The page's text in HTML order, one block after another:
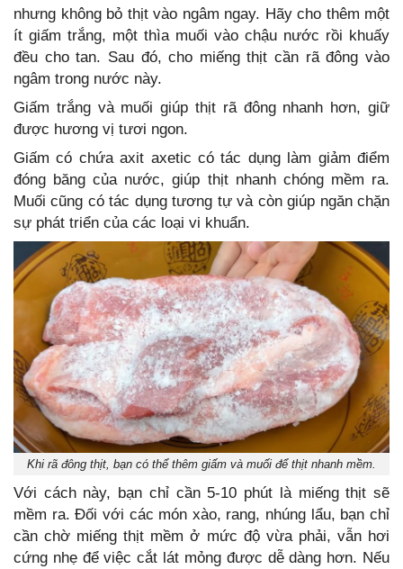
nhưng không bỏ thịt vào ngâm ngay. Hãy cho thêm một
ít giấm trắng, một thìa muối vào chậu nước rồi khuấy
đều cho tan. Sau đó, cho miếng thịt cần rã đông vào
ngâm trong nước này.
Giấm trắng và muối giúp thịt rã đông nhanh hơn, giữ
được hương vị tươi ngon.
Giấm có chứa axit axetic có tác dụng làm giảm điểm
đóng băng của nước, giúp thịt nhanh chóng mềm ra.
Muối cũng có tác dụng tương tự và còn giúp ngăn chặn
sự phát triển của các loại vi khuẩn.
Khi rã đông thịt, bạn có thể thêm giấm và muối để thịt nhanh mềm.
Với cách này, bạn chỉ cần 5-10 phút là miếng thịt sẽ
mềm ra. Đối với các món xào, rang, nhúng lẩu, bạn chỉ
cần chờ miếng thịt mềm ở mức độ vừa phải, vẫn hơi
cứng nhẹ để việc cắt lát mỏng được dễ dàng hơn. Nếu